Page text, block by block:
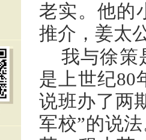
老实。他的
推介，姜太
我与徐策
是上世纪80
说班办了两
军校”的说